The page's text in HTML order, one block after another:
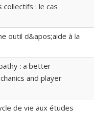
: le cas
outil d&apos;aide à la
: a better
and player
de vie aux études